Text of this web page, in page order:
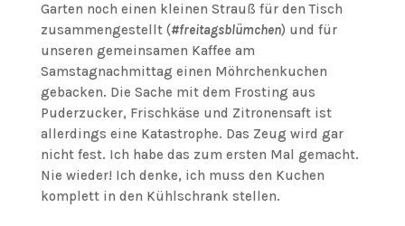
Garten noch einen kleinen Strauß für den Tisch
zusammengestellt (#freitagsblümchen) und für
unseren gemeinsamen Kaffee am
Samstagnachmittag einen Möhrchenkuchen
gebacken. Die Sache mit dem Frosting aus
Puderzucker, Frischkäse und Zitronensaft ist
allerdings eine Katastrophe. Das Zeug wird gar
nicht fest. Ich habe das zum ersten Mal gemacht.
Nie wieder! Ich denke, ich muss den Kuchen
komplett in den Kühlschrank stellen.